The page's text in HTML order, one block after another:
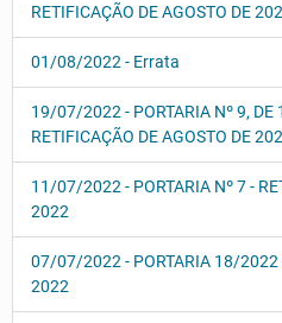
RETIFICAÇÃO DE AGOSTO DE
01/08/2022 - Errata
19/07/2022 - PORTARIA Nº 9, DE
RETIFICAÇÃO DE AGOSTO DE
11/07/2022 - PORTARIA Nº 7 -
2022
07/07/2022 - PORTARIA 18/2022
2022